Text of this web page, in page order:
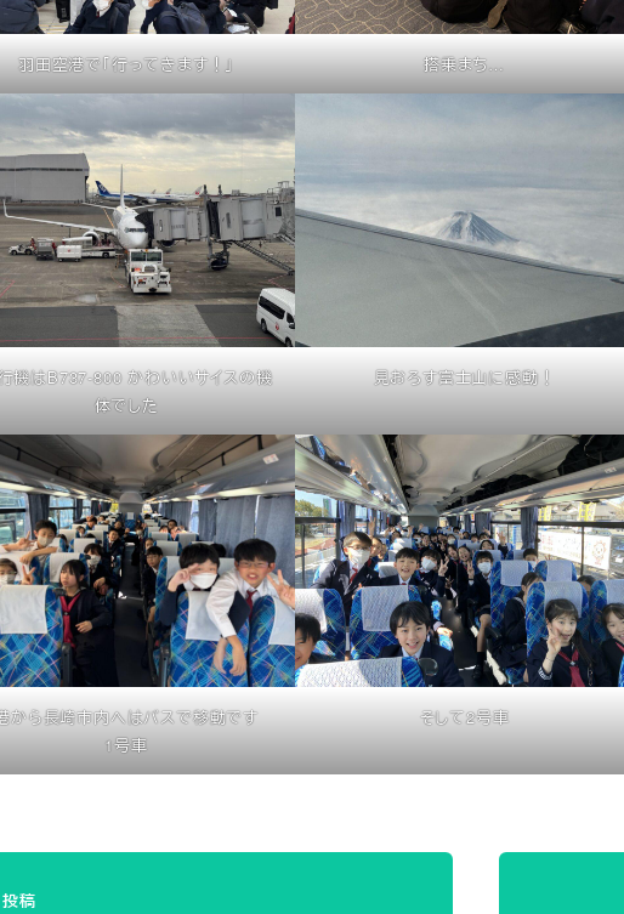
羽田空港で「行ってきます！」 搭乗まち…
機はB737-800 かわいいサイスの機
体でした
見おろす富士山に感動！
から長崎市内へはバスで移動です
1号車
そして2号車
稿